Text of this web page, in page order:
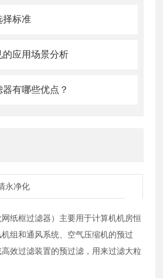
择标准
的应用场景分析
有哪些优点？
永净化
网纸框过滤器）主要用于计算机机房恒
组和通风系统、空气压缩机的预过
效过滤装置的预过滤，用来过滤大粒